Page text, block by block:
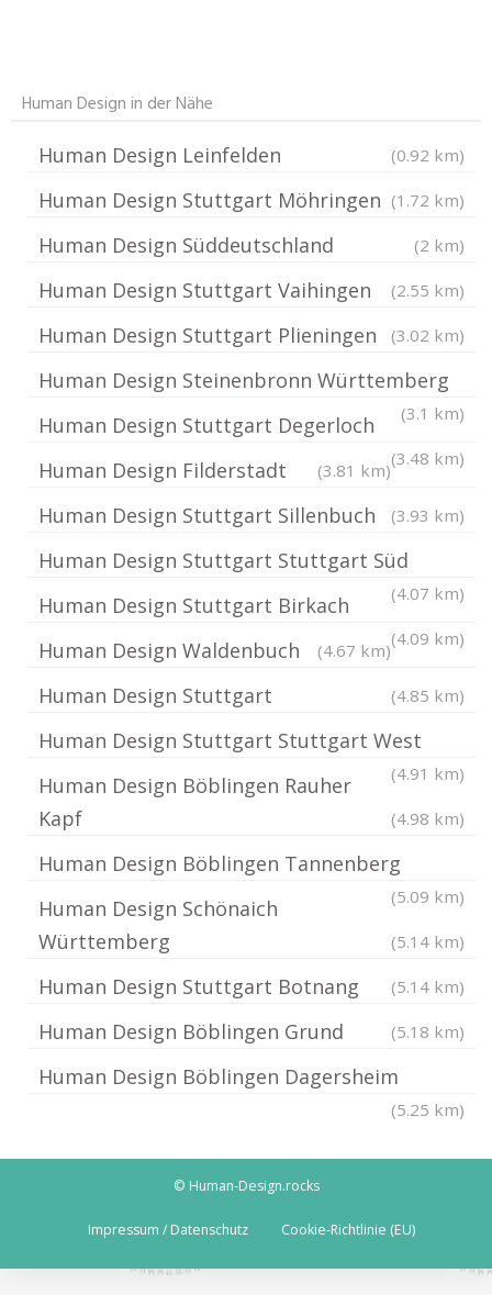
Human Design in der Nähe
Human Design Leinfelden (0.92 km)
Human Design Stuttgart Möhringen (1.72 km)
Human Design Süddeutschland (2 km)
Human Design Stuttgart Vaihingen (2.55 km)
Human Design Stuttgart Plieningen (3.02 km)
Human Design Steinenbronn Württemberg
(3.1 km)
Human Design Stuttgart Degerloch
(3.48 km)
Human Design Filderstadt (3.81 km)
Human Design Stuttgart Sillenbuch (3.93 km)
Human Design Stuttgart Stuttgart Süd
(4.07 km)
Human Design Stuttgart Birkach
(4.09 km)
Human Design Waldenbuch (4.67 km)
Human Design Stuttgart (4.85 km)
Human Design Stuttgart Stuttgart West
(4.91 km)
Human Design Böblingen Rauher
Kapf
(4.98 km)
Human Design Böblingen Tannenberg
(5.09 km)
Human Design Schönaich
Württemberg
(5.14 km)
Human Design Stuttgart Botnang (5.14 km)
Human Design Böblingen Grund (5.18 km)
Human Design Böblingen Dagersheim
(5.25 km)
© Human-Design.rocks
Impressum / Datenschutz Cookie-Richtlinie (EU)